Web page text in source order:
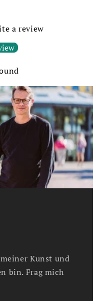
a review
Kunst und
bin. Frag mich